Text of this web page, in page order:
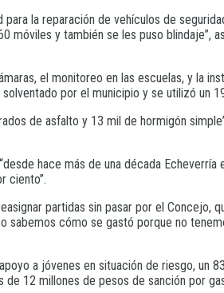
la reparación de vehículos de
y también se les puso blindaje”,
el monitoreo en las escuelas, y la
por el municipio y se utilizó un
de asfalto y 13 mil de hormigón
hace más de una década
ciento”.
partidas sin pasar por el Concejo,
cómo se gastó porque no
a jóvenes en situación de riesgo, un
12 millones de pesos de sanción por